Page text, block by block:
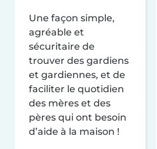
Une façon simple,
agréable et
sécuritaire de
trouver des gardiens
et gardiennes, et de
faciliter le quotidien
des mères et des
pères qui ont besoin
d’aide à la maison !